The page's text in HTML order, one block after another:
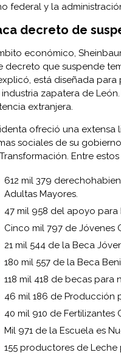
federal y la
decreto de
económico,
decreto que suspende
está diseñada
zapatera de
extranjera.
ofreció una
sociales de su
Entre estos
612 mil 379
Adultas Mayores.
47 mil 958 del apoyo
Cinco mil 797 de Jóvenes
21 mil 544 de la Beca
180 mil 557 de la Beca
118 mil 418 de becas para
46 mil 186 de Producción
40 mil 910 de Fertilizantes
Mil 971 de la Escuela es
155 productores de Leche